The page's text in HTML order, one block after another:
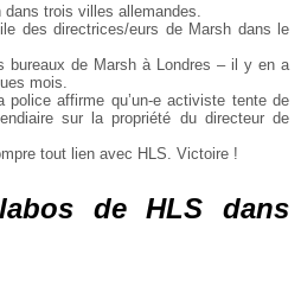
trois villes allemandes.
des directrices/eurs de Marsh dans le
bureaux de Marsh à Londres – il y en a
mois.
police affirme qu’un-e activiste tente de
sur la propriété du directeur de
tout lien avec HLS. Victoire !
de HLS dans